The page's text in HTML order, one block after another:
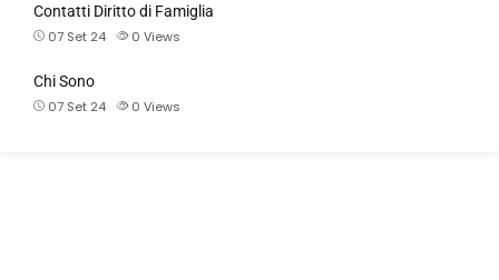
Contatti Diritto di Famiglia
07 Set 24
0 Views
Chi Sono
07 Set 24
0 Views